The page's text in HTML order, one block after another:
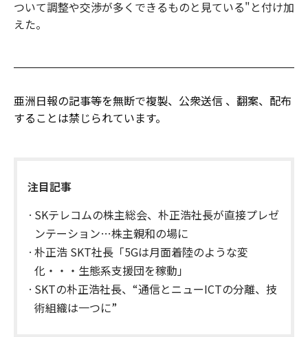
ついて調整や交渉が多くできるものと見ている"と付け加
えた。
亜洲日報の記事等を無断で複製、公衆送信 、翻案、配布
することは禁じられています。
注目記事
SKテレコムの株主総会、朴正浩社長が直接プレゼ
ンテーション…株主親和の場に
朴正浩 SKT社長「5Gは月面着陸のような変
化・・・生態系支援団を稼動」
​SKTの朴正浩社長、“通信とニューICTの分離、技
術組織は一つに”